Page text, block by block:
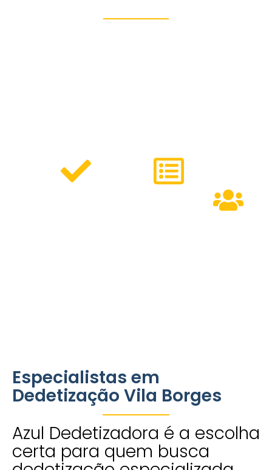
Especialistas em
Dedetização Vila Borges
Azul Dedetizadora é a escolha
certa para quem busca